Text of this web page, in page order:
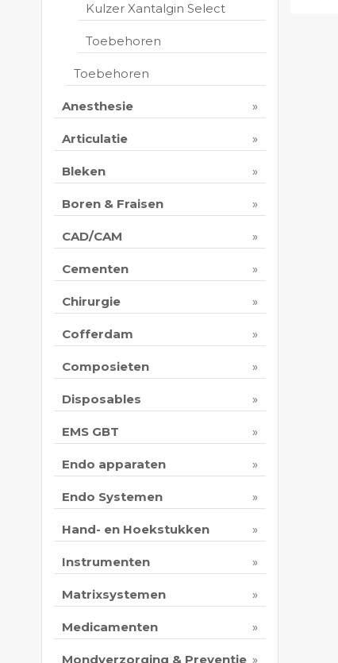
Kulzer Xantalgin Select
Toebehoren
Toebehoren
Anesthesie
Articulatie
Bleken
Boren & Fraisen
CAD/CAM
Cementen
Chirurgie
Cofferdam
Composieten
Disposables
EMS GBT
Endo apparaten
Endo Systemen
Hand- en Hoekstukken
Instrumenten
Matrixsystemen
Medicamenten
Mondverzorging & Preventie